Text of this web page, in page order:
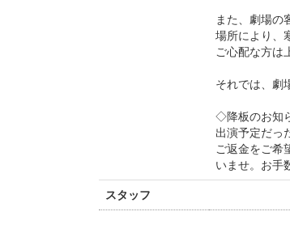
また、劇場の
場所により、
ご心配な方は
それでは、劇
◇降板のお知
出演予定だっ
ご返金をご希
いませ。お手
スタッフ